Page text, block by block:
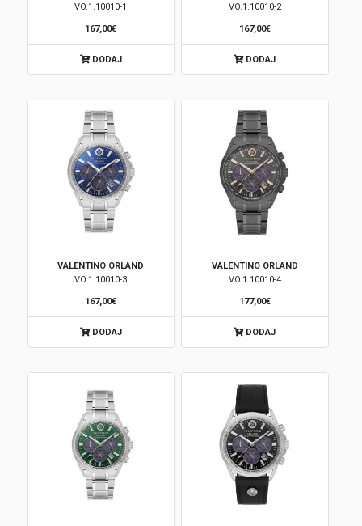
Swiss🇨🇭
Diamond
Registracija
VO.1.10010-1
167,00€
DODAJ
VO.1.10010-2
167,00€
DODAJ
VALENTINO ORLAND
VO.1.10010-3
167,00€
DODAJ
VALENTINO ORLAND
VO.1.10010-4
177,00€
DODAJ